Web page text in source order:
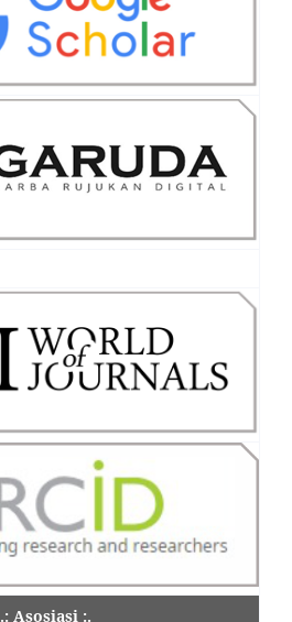
.: Asosiasi :.